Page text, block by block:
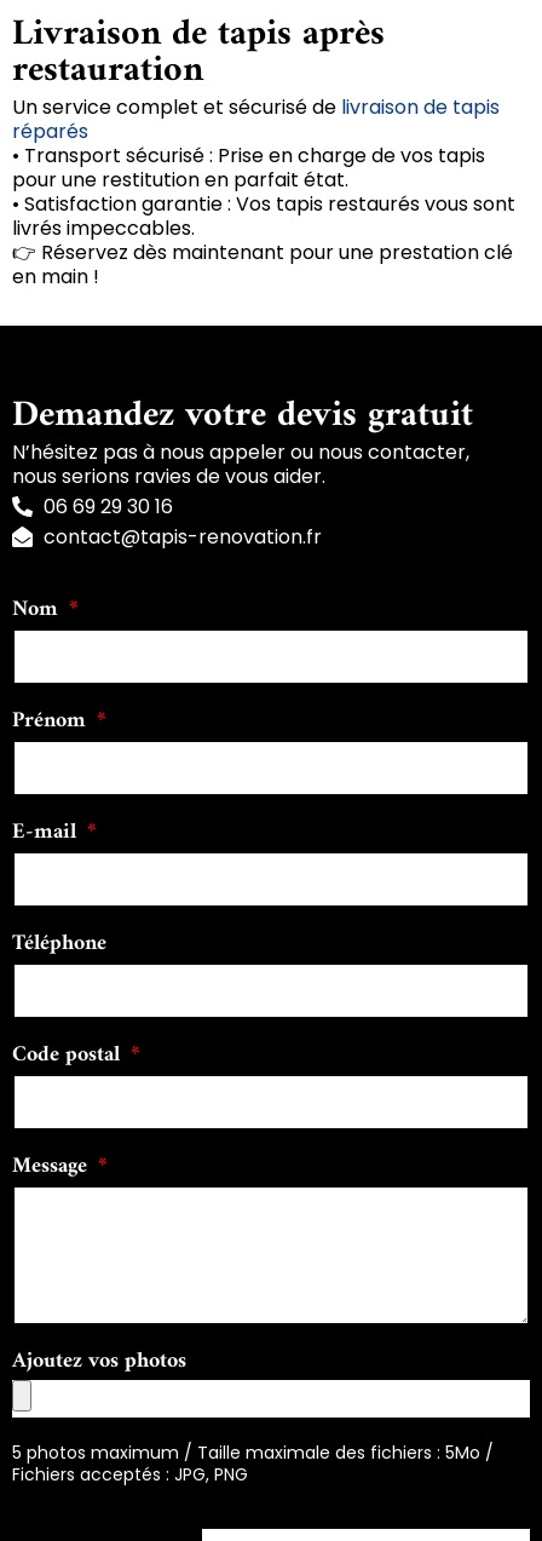
Livraison de tapis après
restauration
Un service complet et sécurisé de livraison de tapis
réparés
• Transport sécurisé : Prise en charge de vos tapis
pour une restitution en parfait état.
• Satisfaction garantie : Vos tapis restaurés vous sont
livrés impeccables.
👉 Réservez dès maintenant pour une prestation clé
en main !
Demandez votre devis gratuit
N’hésitez pas à nous appeler ou nous contacter,
nous serions ravies de vous aider.
06 69 29 30 16
contact@tapis-renovation.fr
Nom
Prénom
E-mail
Téléphone
Code postal
Message
Ajoutez vos photos
5 photos maximum / Taille maximale des fichiers : 5Mo /
Fichiers acceptés : JPG, PNG